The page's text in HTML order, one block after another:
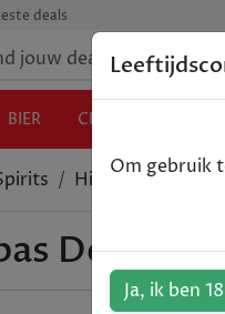
deals
BIER CHAMPAGNE
Hierbas De Las
De Las
Om gebruik
Ja, ik ben